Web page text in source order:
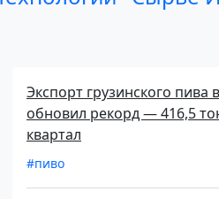
Экспорт грузинского пива
обновил рекорд — 416,5
квартал
#пиво